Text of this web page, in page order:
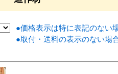
●価格表示は特に表記のない
●取付・送料の表示のない場